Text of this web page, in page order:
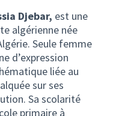
Djebar, est une
algérienne née
Seule femme
d’expression
liée au
sur ses
Sa scolarité
primaire à